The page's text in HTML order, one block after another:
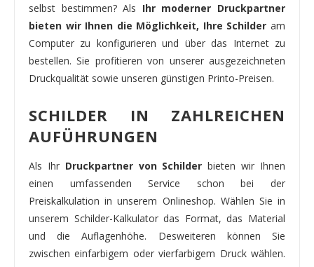
selbst bestimmen? Als Ihr moderner Druckpartner
bieten wir Ihnen die Möglichkeit, Ihre Schilder am
Computer zu konfigurieren und über das Internet zu
bestellen. Sie profitieren von unserer ausgezeichneten
Druckqualität sowie unseren günstigen Printo-Preisen.
SCHILDER IN ZAHLREICHEN
AUFÜHRUNGEN
Als Ihr Druckpartner von Schilderbieten wir Ihnen
einen umfassenden Service schon bei der
Preiskalkulation in unserem Onlineshop. Wählen Sie in
unserem Schilder-Kalkulator das Format, das Material
und die Auflagenhöhe. Desweiteren können Sie
zwischen einfarbigem oder vierfarbigem Druck wählen.